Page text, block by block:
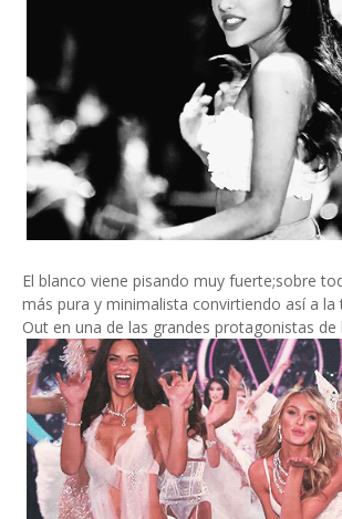
El blanco viene pisando muy fuerte;sobre
más pura y minimalista convirtiendo así a la
Out en una de las grandes protagonistas